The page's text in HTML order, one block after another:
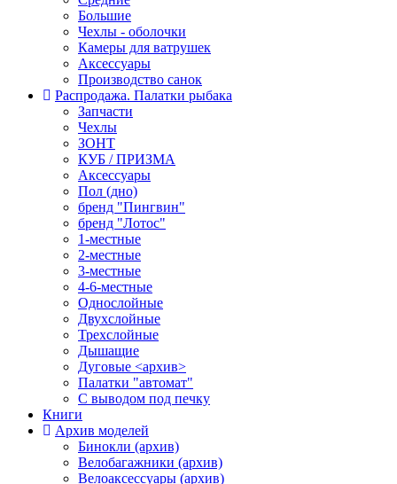
Большие
Чехлы - оболочки
Камеры для ватрушек
Аксессуары
Производство санок
Распродажа. Палатки рыбака
Запчасти
Чехлы
ЗОНТ
КУБ / ПРИЗМА
Аксессуары
Пол (дно)
бренд "Пингвин"
бренд "Лотос"
1-местные
2-местные
3-местные
4-6-местные
Однослойные
Двухслойные
Трехслойные
Дышащие
Дуговые <архив>
Палатки "автомат"
C выводом под печку
Книги
Архив моделей
Бинокли (архив)
Велобагажники (архив)
Велоаксессуары (архив)